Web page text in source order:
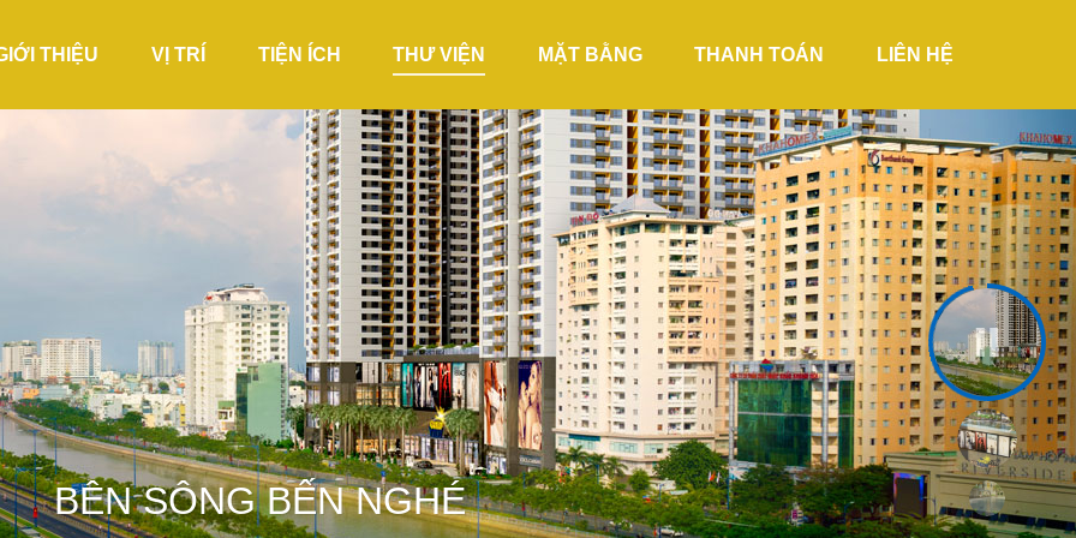
THIỆU VỊ TRÍ TIỆN ÍCH THƯ VIỆN MẶT BẰNG THANH TOÁN LIÊN HỆ
5 TẦNG THƯƠNG MẠI